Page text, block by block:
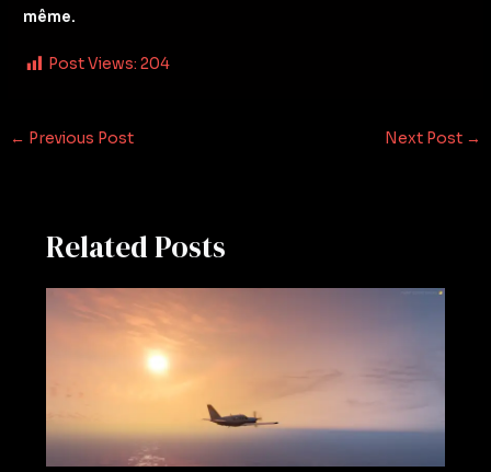
même.
Post Views: 204
← Previous Post Next Post →
Related Posts